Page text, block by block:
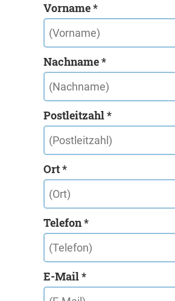
Vorname *
Nachname *
Postleitzahl *
Ort *
Telefon *
E-Mail *